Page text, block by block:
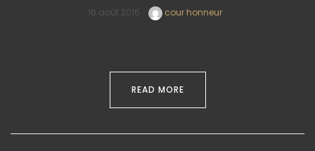
16 août 2016 cour honneur
READ MORE